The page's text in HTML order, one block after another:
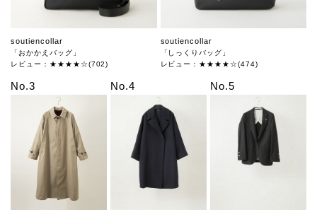
soutiencollar
「おかかえバッグ」
レビュー：★★★★☆(702)
soutiencollar
「しっくりバッグ」
レビュー：★★★★☆(474)
No.3 No.4 No.5